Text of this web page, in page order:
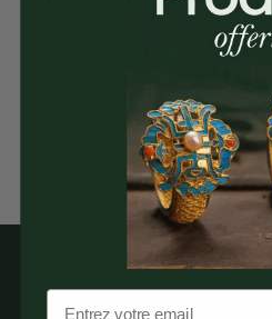
pierres naturelles rondes est une
profondeur de votre être
terre-à-ciel, un pont entre le
fois que vous le portez, vous vous
vers une meilleure
comment elle résonne avec